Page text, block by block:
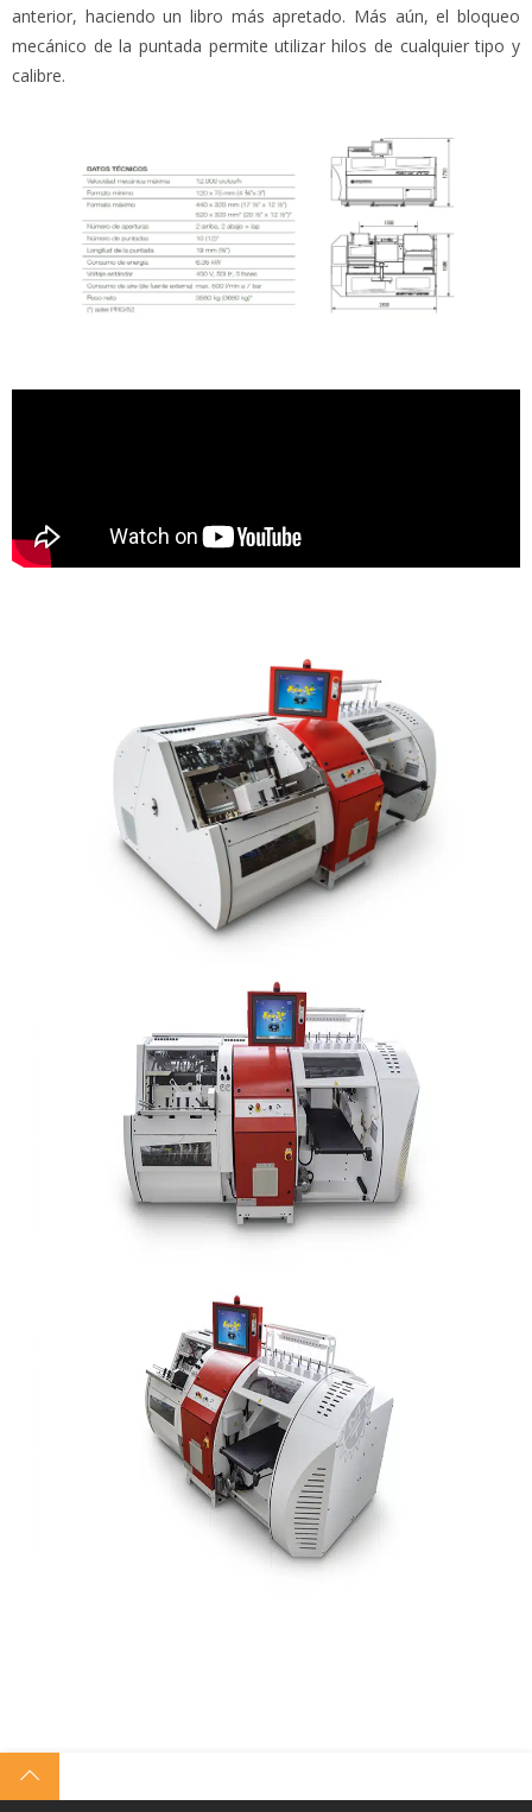
anterior, haciendo un libro más apretado. Más aún, el bloqueo
mecánico de la puntada permite utilizar hilos de cualquier tipo y
calibre.